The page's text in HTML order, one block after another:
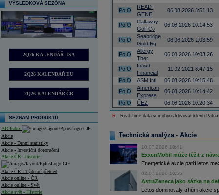
VÝSLEDKOVÁ SEZÓNA
2Q26 KALENDÁŘ USA
2Q26 KALENDÁŘ EU
2Q26 KALENDÁŘ ČR
SEZNAM PRODUKTŮ
AD Index
Akcie
Akcie - Denní statistiky
Akcie - Investiční doporučení
Akcie ČR - historie
Akcie ČR - Týdenní přehled
Akcie online - ČR
Akcie online - Svět
Akcie svět - Historie
Po O
READ-
GENE
06.08.2026 8:51:13
Po O
Callaway
Golf Co
06.08.2026 10:14:53
Po O
Seabridge
Gold Rg
08.06.2026 1:03:59
Po O
Allergy
Ther
06.08.2026 10:03:26
Po O
Intact
Financial
11.02.2021 8:47:15
Po O ASM Intl
06.08.2026 10:15:48
Po O
American
Express
06.08.2026 10:14:42
Po O ČEZ 06.08.2026 10:20:34
R - Real-Time data si mohou aktivovat klienti
Technická analýza - Akcie
10.07.2026 10:41
ExxonMobil může těžit z
Energetické akcie patří letos
02.07.2026 10:55
AstraZeneca jako sázka na
Letos dominovaly trhům akcie